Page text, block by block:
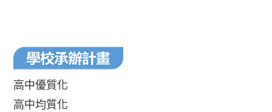
高中優質化
高中均質化